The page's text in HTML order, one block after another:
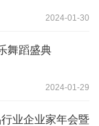
2024-01-30
舞蹈盛典
2024-01-29
业企业家年会暨